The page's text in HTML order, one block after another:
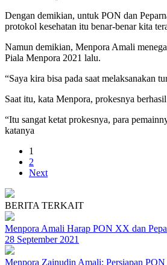
Dengan demikian, untuk PON dan
protokol kesehatan itu benar-benar kita
Namun demikian, Menpora Amali
Piala Menpora 2021 lalu.
“Saya kira bisa pada saat melaksanakan
Saat itu, kata Menpora, prokesnya
“Itu sangat ketat prokesnya, para
katanya
1
2
Next
BERITA TERKAIT
Menpora Amali Harap PON XX dan
28 September 2021
Menpora Zainudin Amali: Persiapan